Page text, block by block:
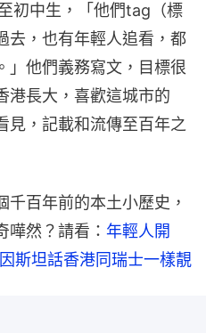
初中生，「他們tag（標
去，也有年輕人追看，都
」他們義務寫文，目標很
港長大，喜歡這城市的
見，記載和流傳至百年之
百年前的本土小歷史，
嘩然？請看： 年輕人開
斯坦話香港同瑞士一樣靚